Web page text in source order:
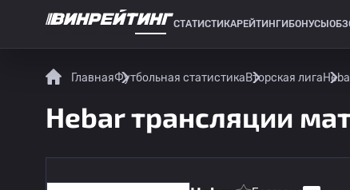
СТАТИСТИКАРЕЙТИНГИ БОНУСЫ
ГлавнаяФутбольная статистикаВторская лига
Hebar трансляции